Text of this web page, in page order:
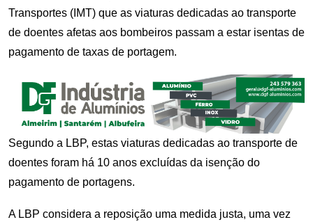
Transportes (IMT) que as viaturas dedicadas ao transporte
de doentes afetas aos bombeiros passam a estar isentas de
pagamento de taxas de portagem.
Segundo a LBP, estas viaturas dedicadas ao transporte de
doentes foram há 10 anos excluídas da isenção do
pagamento de portagens.
A LBP considera a reposição uma medida justa, uma vez